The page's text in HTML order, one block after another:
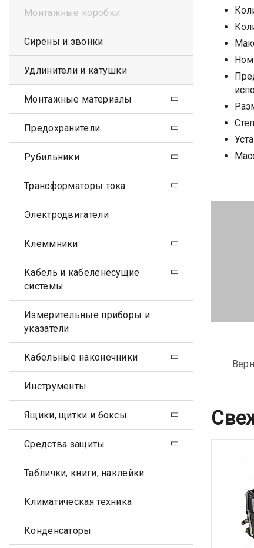
Монтажные коробки
Сирены и звонки
Удлинители и катушки
Монтажные материалы
Предохранители
Рубильники
Трансформаторы тока
Электродвигатели
Клеммники
Кабель и кабеленесущие
системы
Измерительные приборы и
указатели
Кабельные наконечники
Инструменты
Ящики, щитки и боксы
Средства защиты
Таблички, книги, наклейки
Климатическая техника
Конденсаторы